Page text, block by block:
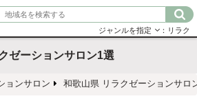
ジャンルを指定 ：リラク
ゼーションサロン1選
ョンサロン 和歌山県 リラクゼーションサロ